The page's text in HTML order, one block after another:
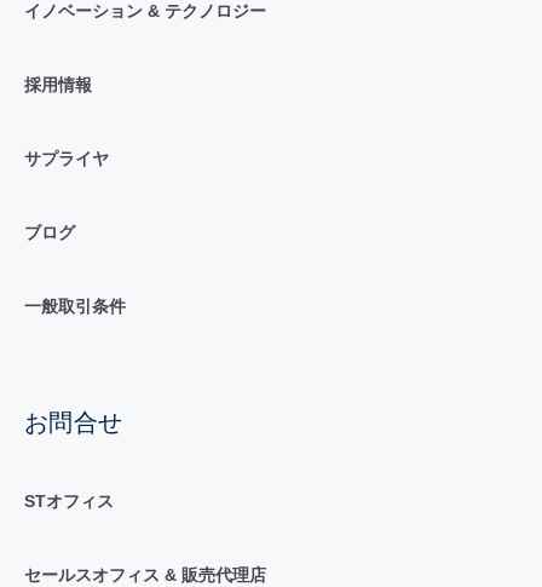
イノベーション & テクノロジー
採用情報
サプライヤ
ブログ
一般取引条件
お問合せ
STオフィス
セールスオフィス & 販売代理店